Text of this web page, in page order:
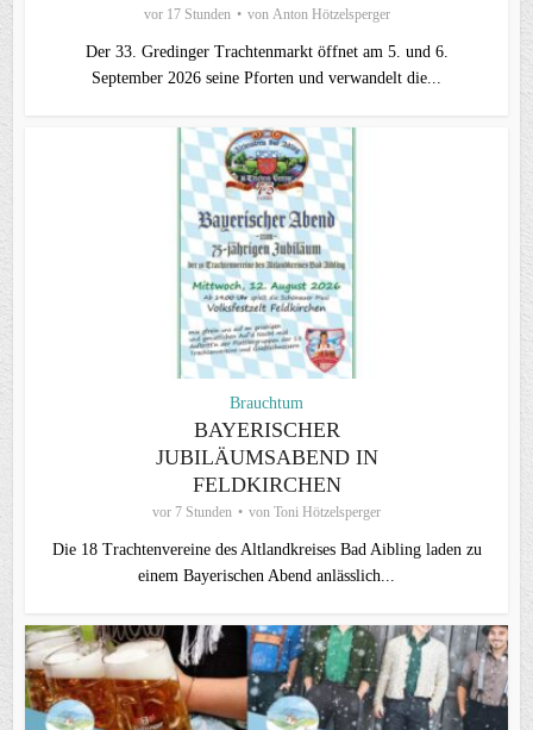
vor 17 Stunden von Anton Hötzelsperger
Der 33. Gredinger Trachtenmarkt öffnet am 5. und 6.
September 2026 seine Pforten und verwandelt die...
Brauchtum
BAYERISCHER
JUBILÄUMSABEND IN
FELDKIRCHEN
vor 7 Stunden von Toni Hötzelsperger
Die 18 Trachtenvereine des Altlandkreises Bad Aibling laden zu
einem Bayerischen Abend anlässlich...